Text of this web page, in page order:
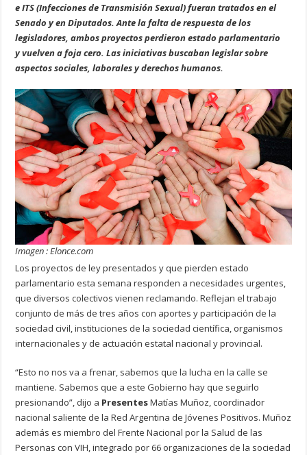
e ITS (Infecciones de Transmisión Sexual) fueran tratados en el
Senado y en Diputados. Ante la falta de respuesta de los
legisladores, ambos proyectos perdieron estado parlamentario
y vuelven a foja cero. Las iniciativas buscaban legislar sobre
aspectos sociales, laborales y derechos humanos.
Imagen : Elonce.com
Los proyectos de ley presentados y que pierden estado
parlamentario esta semana responden a necesidades urgentes,
que diversos colectivos vienen reclamando. Reflejan el trabajo
conjunto de más de tres años con aportes y participación de la
sociedad civil, instituciones de la sociedad científica, organismos
internacionales y de actuación estatal nacional y provincial.
“Esto no nos va a frenar, sabemos que la lucha en la calle se
mantiene. Sabemos que a este Gobierno hay que seguirlo
presionando”, dijo a PresentesMatías Muñoz, coordinador
nacional saliente de la Red Argentina de Jóvenes Positivos. Muñoz
además es miembro del Frente Nacional por la Salud de las
Personas con VIH, integrado por 66 organizaciones de la sociedad